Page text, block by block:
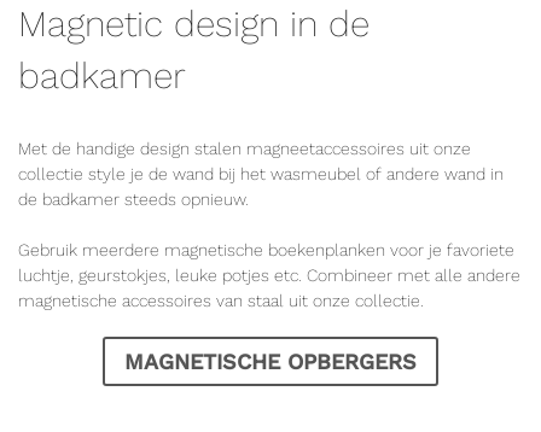
Magnetic design in de
badkamer
Met de handige design stalen magneetaccessoires uit onze
collectie style je de wand bij het wasmeubel of andere wand in
de badkamer steeds opnieuw.
Gebruik meerdere magnetische boekenplanken voor je favoriete
luchtje, geurstokjes, leuke potjes etc. Combineer met alle andere
magnetische accessoires van staal uit onze collectie.
MAGNETISCHE OPBERGERS